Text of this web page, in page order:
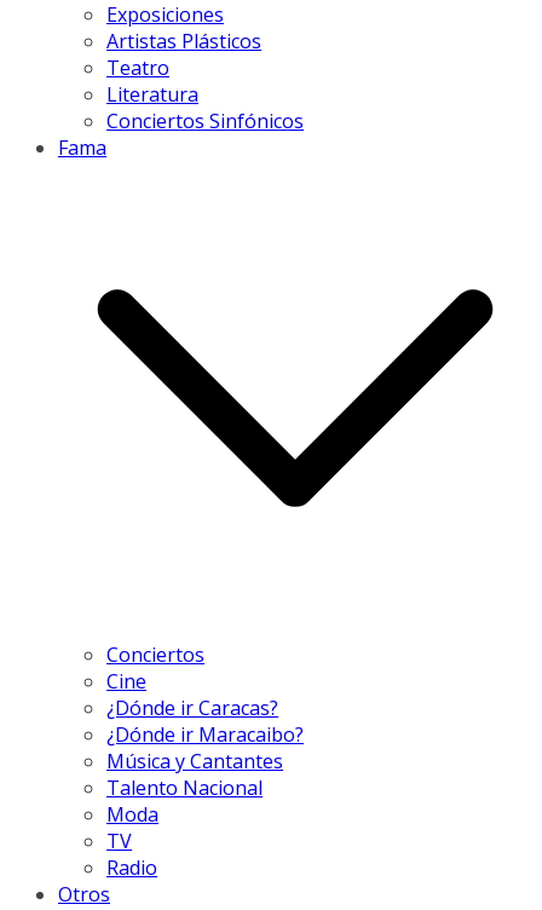
Exposiciones
Artistas Plásticos
Teatro
Literatura
Conciertos Sinfónicos
Fama
Conciertos
Cine
¿Dónde ir Caracas?
¿Dónde ir Maracaibo?
Música y Cantantes
Talento Nacional
Moda
TV
Radio
Otros